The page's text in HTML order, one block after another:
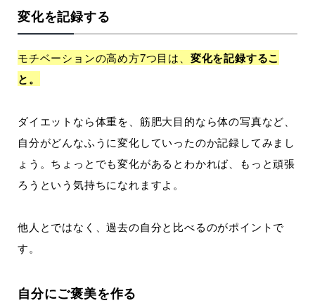
変化を記録する
モチベーションの高め方7つ目は、 変化を記録するこ
と。
ダイエットなら体重を、筋肥大目的なら体の写真など、
自分がどんなふうに変化していったのか記録してみまし
ょう。ちょっとでも変化があるとわかれば、もっと頑張
ろうという気持ちになれますよ。
他人とではなく、過去の自分と比べるのがポイントで
す。
自分にご褒美を作る